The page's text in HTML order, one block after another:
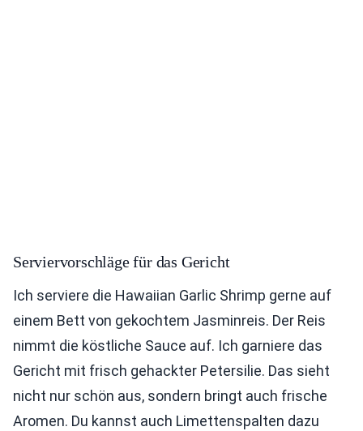
Serviervorschläge für das Gericht
Ich serviere die Hawaiian Garlic Shrimp gerne auf
einem Bett von gekochtem Jasminreis. Der Reis
nimmt die köstliche Sauce auf. Ich garniere das
Gericht mit frisch gehackter Petersilie. Das sieht
nicht nur schön aus, sondern bringt auch frische
Aromen. Du kannst auch Limettenspalten dazu